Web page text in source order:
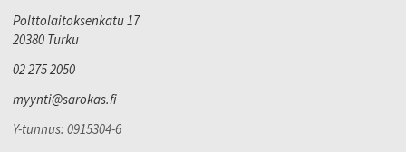
Polttolaitoksenkatu 17
20380 Turku
02 275 2050
myynti@sarokas.fi
Y-tunnus: 0915304-6